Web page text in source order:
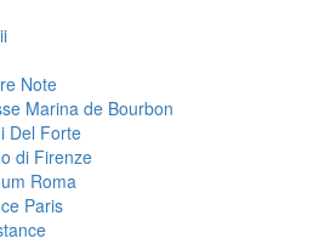
Note
Marina de Bourbon
Del Forte
di Firenze
Roma
Paris